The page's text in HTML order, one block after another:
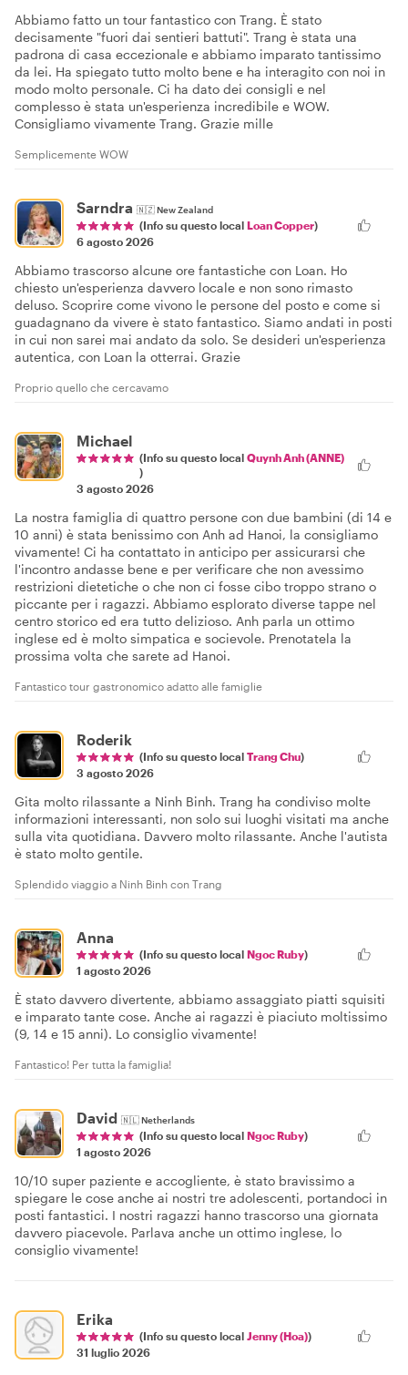
Abbiamo fatto un tour fantastico con Trang. È stato
decisamente "fuori dai sentieri battuti". Trang è stata una
padrona di casa eccezionale e abbiamo imparato tantissimo
da lei. Ha spiegato tutto molto bene e ha interagito con noi in
modo molto personale. Ci ha dato dei consigli e nel
complesso è stata un'esperienza incredibile e WOW.
Consigliamo vivamente Trang. Grazie mille
Semplicemente WOW
Sarndra 🇳🇿New Zealand
(Info su questo local Loan Copper)
6 agosto 2026
Abbiamo trascorso alcune ore fantastiche con Loan. Ho
chiesto un'esperienza davvero locale e non sono rimasto
deluso. Scoprire come vivono le persone del posto e come si
guadagnano da vivere è stato fantastico. Siamo andati in posti
in cui non sarei mai andato da solo. Se desideri un'esperienza
autentica, con Loan la otterrai. Grazie
Proprio quello che cercavamo
Michael
(Info su questo local Quynh Anh (ANNE)
)
3 agosto 2026
La nostra famiglia di quattro persone con due bambini (di 14 e
10 anni) è stata benissimo con Anh ad Hanoi, la consigliamo
vivamente! Ci ha contattato in anticipo per assicurarsi che
l'incontro andasse bene e per verificare che non avessimo
restrizioni dietetiche o che non ci fosse cibo troppo strano o
piccante per i ragazzi. Abbiamo esplorato diverse tappe nel
centro storico ed era tutto delizioso. Anh parla un ottimo
inglese ed è molto simpatica e socievole. Prenotatela la
prossima volta che sarete ad Hanoi.
Fantastico tour gastronomico adatto alle famiglie
Roderik
(Info su questo local Trang Chu)
3 agosto 2026
Gita molto rilassante a Ninh Binh. Trang ha condiviso molte
informazioni interessanti, non solo sui luoghi visitati ma anche
sulla vita quotidiana. Davvero molto rilassante. Anche l'autista
è stato molto gentile.
Splendido viaggio a Ninh Binh con Trang
Anna
(Info su questo local Ngoc Ruby)
1 agosto 2026
È stato davvero divertente, abbiamo assaggiato piatti squisiti
e imparato tante cose. Anche ai ragazzi è piaciuto moltissimo
(9, 14 e 15 anni). Lo consiglio vivamente!
Fantastico! Per tutta la famiglia!
David 🇳🇱Netherlands
(Info su questo local Ngoc Ruby)
1 agosto 2026
10/10 super paziente e accogliente, è stato bravissimo a
spiegare le cose anche ai nostri tre adolescenti, portandoci in
posti fantastici. I nostri ragazzi hanno trascorso una giornata
davvero piacevole. Parlava anche un ottimo inglese, lo
consiglio vivamente!
Erika
(Info su questo local Jenny (Hoa))
31 luglio 2026